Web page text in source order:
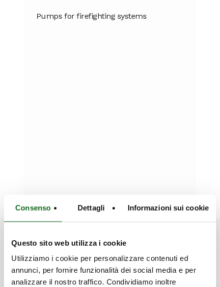
Consenso Dettagli Informazioni sui cookie
Questo sito web utilizza i cookie
Utilizziamo i cookie per personalizzare contenuti ed
annunci, per fornire funzionalità dei social media e per
analizzare il nostro traffico. Condividiamo inoltre
Pumps for firefighting systems
Discover our Solutions